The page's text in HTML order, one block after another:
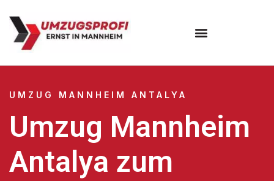
UMZUG MANNHEIM ANTALYA
Umzug Mannheim
Antalya zum